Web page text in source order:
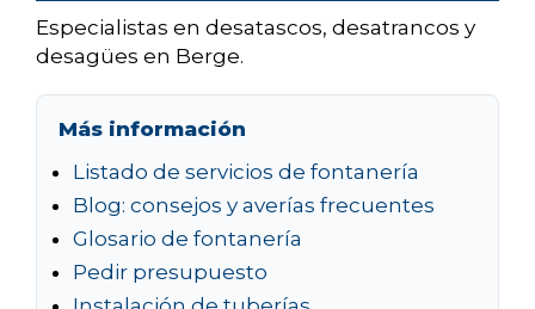
Especialistas en desatascos, desatrancos y
desagües en Berge.
Más información
Listado de servicios de fontanería
Blog: consejos y averías frecuentes
Glosario de fontanería
Pedir presupuesto